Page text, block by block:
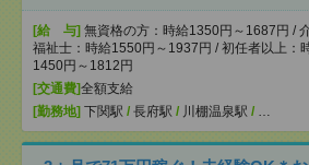
[給 与] 無資格の方：時給1350円～1687円 /
福祉士：時給1550円～1937円 / 初任者以上：
1450円～1812円
[交通費]全額支給
[勤務地] 下関駅 / 長府駅 / 川棚温泉駅 / …